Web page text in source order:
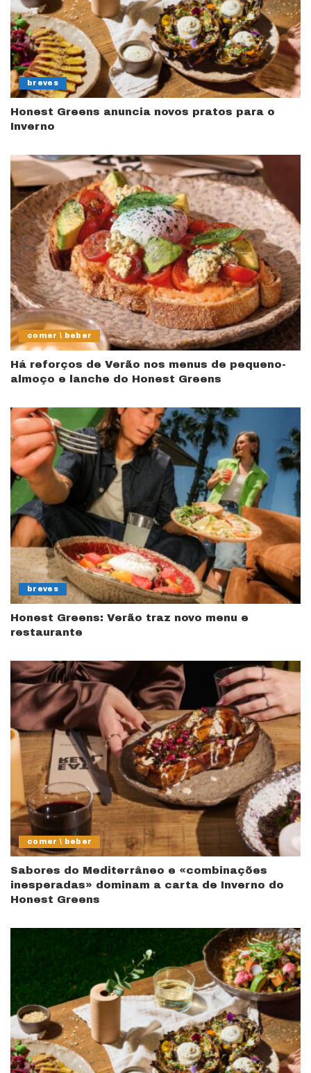
breves
Honest Greens anuncia novos pratos para o
Inverno
comer \ beber
Há reforços de Verão nos menus de pequeno-
almoço e lanche do Honest Greens
breves
Honest Greens: Verão traz novo menu e
restaurante
comer \ beber
Sabores do Mediterrâneo e «combinações
inesperadas» dominam a carta de Inverno do
Honest Greens